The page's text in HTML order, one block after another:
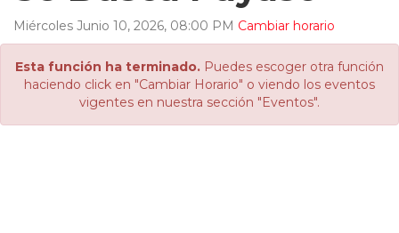
Miércoles Junio 10, 2026, 08:00 PM Cambiar horario
Esta función ha terminado. Puedes escoger otra función
haciendo click en "Cambiar Horario" o viendo los eventos
vigentes en nuestra sección "Eventos".